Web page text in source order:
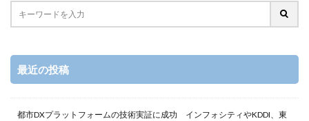
最近の投稿
都市DXプラットフォームの技術実証に成功 インフォシティやKDDI、東